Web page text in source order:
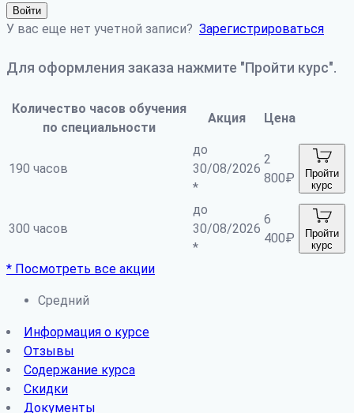
Войти
У вас еще нет учетной записи? Зарегистрироваться
Для оформления заказа нажмите "Пройти курс".
Количество часов обучения
по специальности
Акция Цена
190 часов
до
30/08/2026
*
2
800₽
Пройти
курс
300 часов
до
30/08/2026
*
6
400₽
Пройти
курс
* Посмотреть все акции
Средний
Информация о курсе
Отзывы
Содержание курса
Скидки
Документы